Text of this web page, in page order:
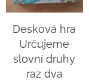
Desková hra
Určujeme
slovní druhy
raz dva